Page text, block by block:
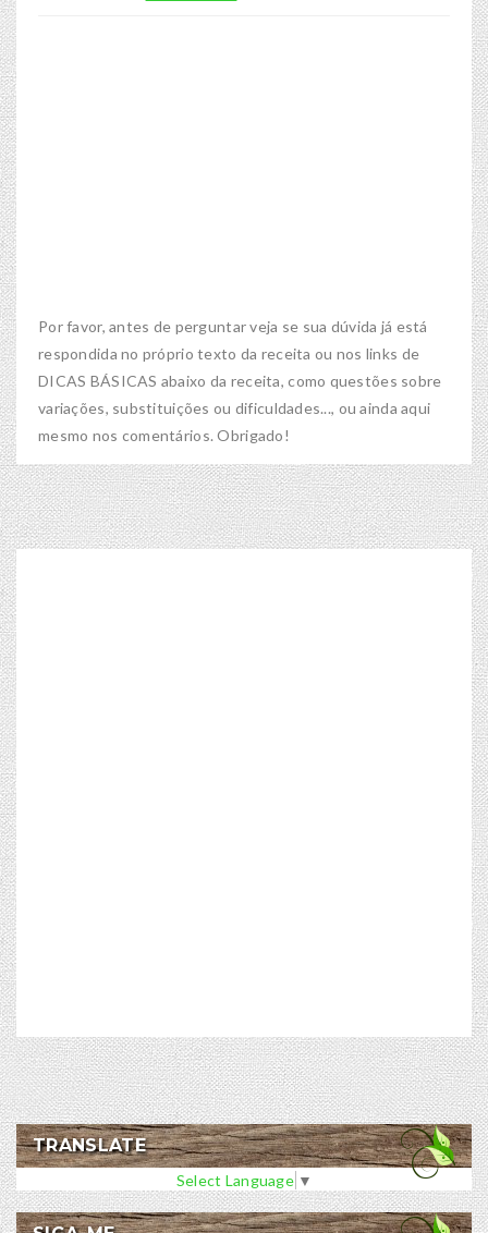
Por favor, antes de perguntar veja se sua dúvida já está
respondida no próprio texto da receita ou nos links de
DICAS BÁSICAS abaixo da receita, como questões sobre
variações, substituições ou dificuldades..., ou ainda aqui
mesmo nos comentários. Obrigado!
TRANSLATE
Select Language ▼